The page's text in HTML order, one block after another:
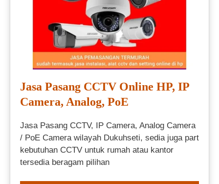
Jasa Pasang CCTV Online HP, IP
Camera, Analog, PoE
Jasa Pasang CCTV, IP Camera, Analog Camera
/ PoE Camera wilayah Dukuhseti, sedia juga part
kebutuhan CCTV untuk rumah atau kantor
tersedia beragam pilihan